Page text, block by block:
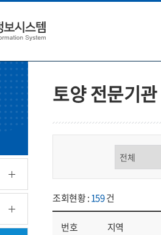
토양 전문기관
조회현황 :159건
번호 지역